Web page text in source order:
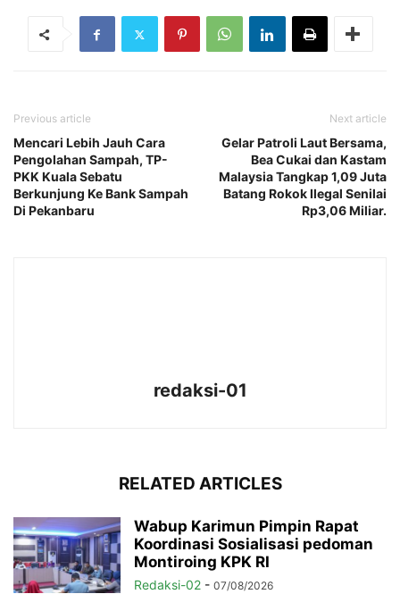
Previous article
Mencari Lebih Jauh Cara
Pengolahan Sampah, TP-
PKK Kuala Sebatu
Berkunjung Ke Bank Sampah
Di Pekanbaru
Next article
Gelar Patroli Laut Bersama,
Bea Cukai dan Kastam
Malaysia Tangkap 1,09 Juta
Batang Rokok Ilegal Senilai
Rp3,06 Miliar.
redaksi-01
RELATED ARTICLES
Wabup Karimun Pimpin Rapat
Koordinasi Sosialisasi pedoman
Montiroing KPK RI
Redaksi-02 - 07/08/2026